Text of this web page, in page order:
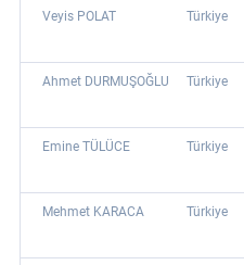
Veyis POLAT Türkiye
Ahmet DURMUŞOĞLU Türkiye
Emine TÜLÜCE Türkiye
Mehmet KARACA Türkiye